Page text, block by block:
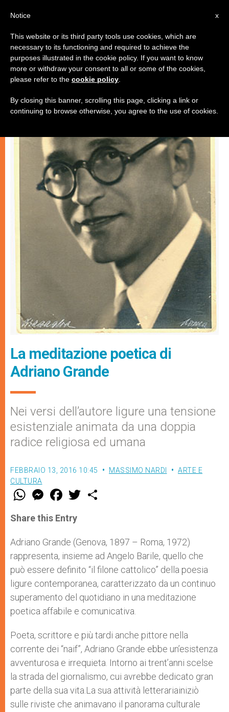
ARTE E CULTURA
La meditazione poetica di
Adriano Grande
Nei versi dell’autore ligure una tensione
esistenziale animata da una doppia
radice religiosa ed umana
FEBBRAIO 13, 2016 10:45 MASSIMO NARDI
ARTE E
CULTURA
W
t
s
p
p
M
e
s
e
g
e
r
F
a
e
b
o
k
w
r
Share this Entry
Adriano Grande (Genova, 1897 – Roma, 1972)
rappresenta, insieme ad Angelo Barile, quello che
può essere definito “il filone cattolico” della poesia
ligure contemporanea, caratterizzato da un continuo
superamento del quotidiano in una meditazione
poetica affabile e comunicativa.
Poeta, scrittore e più tardi anche pittore nella
corrente dei “naif”, Adriano Grande ebbe un’esistenza
avventurosa e irrequieta. Intorno ai trent’anni scelse
la strada del giornalismo, cui avrebbe dedicato gran
parte della sua vita.La sua attività letterariainiziò
sulle riviste che animavano il panorama culturale
x
Notice
This website or its third party tools use cookies, which are
necessary to its functioning and required to achieve the
purposes illustrated in the cookie policy. If you want to know
more or withdraw your consent to all or some of the cookies,
please refer to the cookie policy
By closing this banner, scrolling this page, clicking a link or
continuing to browse otherwise, you agree to the use of cookies.